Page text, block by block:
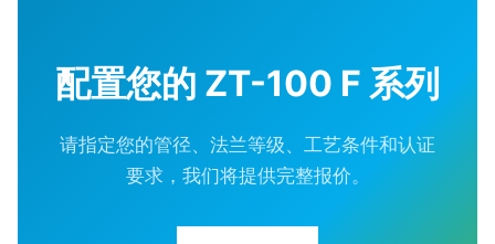
配置您的 ZT-100 F 系列
请指定您的管径、法兰等级、工艺条件和认证
要求，我们将提供完整报价。